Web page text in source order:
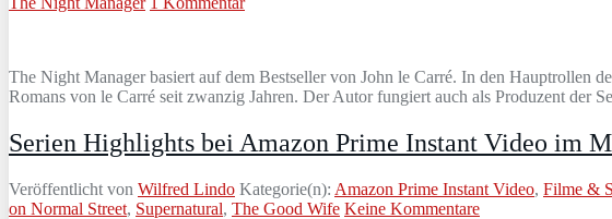
The Night Manager basiert auf dem Bestseller von John le Carré. In den Hauptrollen
Romans von le Carré seit zwanzig Jahren. Der Autor fungiert auch als Produzent
Serien Highlights bei Amazon Prime Instant Video im
Veröffentlicht von Wilfred Lindo Kategorie(n): Amazon Prime Instant Video, Filme &
on Normal Street, Supernatural, The Good Wife Keine Kommentare